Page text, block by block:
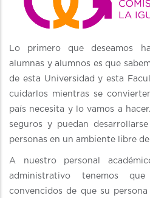
Lo primero que deseamos
alumnas y alumnos es que
de esta Universidad y esta
cuidarlos mientras se
país necesita y lo vamos a
seguros y puedan
personas en un ambiente libre
A nuestro personal
administrativo tenemos
convencidos de que su